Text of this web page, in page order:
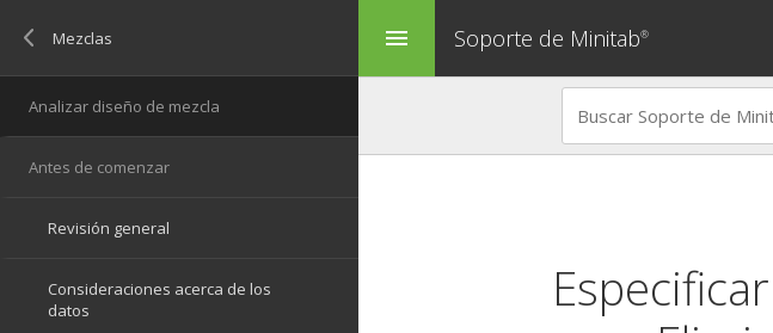
menu Soporte de Minitab®